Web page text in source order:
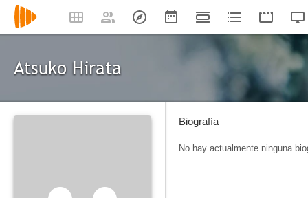
Atsuko Hirata
Biografía
No hay actualmente ninguna